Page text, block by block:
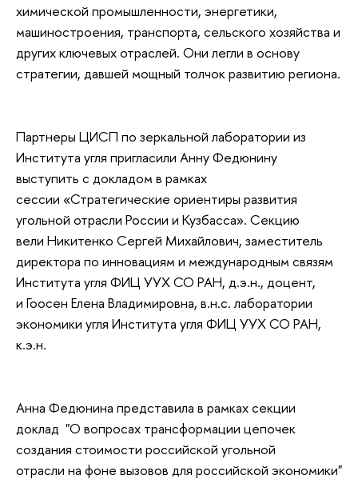
химической промышленности, энергетики,
машиностроения, транспорта, сельского хозяйства и
других ключевых отраслей. Они легли в основу
стратегии, давшей мощный толчок развитию региона.
Партнеры ЦИСП по зеркальной лаборатории из
Института угля пригласили Анну Федюнину
выступить с докладом в рамках
сессии «Стратегические ориентиры развития
угольной отрасли России и Кузбасса». Секцию
вели Никитенко Сергей Михайлович, заместитель
директора по инновациям и международным связям
Института угля ФИЦ УУХ СО РАН, д.э.н., доцент,
и Гоосен Елена Владимировна, в.н.с. лаборатории
экономики угля Института угля ФИЦ УУХ СО РАН,
к.э.н.
Анна Федюнина представила в рамках секции
доклад "О вопросах трансформации цепочек
создания стоимости российской угольной
отрасли на фоне вызовов для российской экономики"